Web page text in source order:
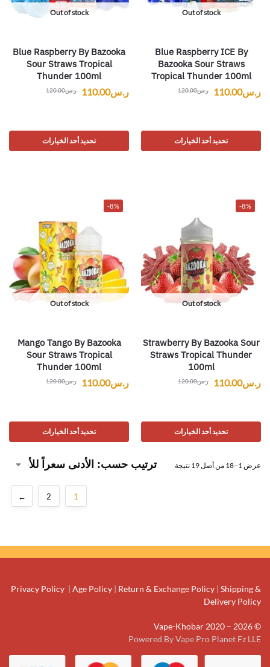
Out of stock
Blue Raspberry ICE By
Bazooka Sour Straws
Tropical Thunder 100ml
ر.س120.00 ر.س110.00
تحديد أحد الخيارات
Out of stock
Blue Raspberry By Bazooka
Sour Straws Tropical
Thunder 100ml
ر.س120.00 ر.س110.00
تحديد أحد الخيارات
-8%
Out of stock
Strawberry By Bazooka Sour
Straws Tropical Thunder
100ml
ر.س120.00 ر.س110.00
تحديد أحد الخيارات
-8%
Out of stock
Mango Tango By Bazooka
Sour Straws Tropical
Thunder 100ml
ر.س120.00 ر.س110.00
تحديد أحد الخيارات
عرض 1–18 من أصل 19 نتيجة
1
2
←
Privacy Policy | Age Policy | Return & Exchange Policy | Shipping &
Delivery Policy
© Vape-Khobar 2020 – 2026
Powered By Vape Pro Planet Fz LLE